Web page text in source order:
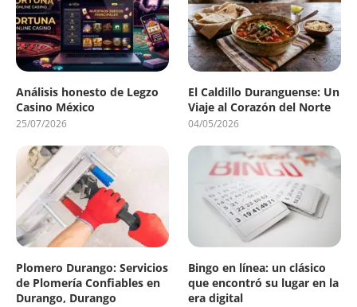
Análisis honesto de Legzo
Casino México
25/07/2026
El Caldillo Duranguense: Un
Viaje al Corazón del Norte
04/05/2026
Plomero Durango: Servicios
de Plomería Confiables en
Durango, Durango
Bingo en línea: un clásico
que encontró su lugar en la
era digital